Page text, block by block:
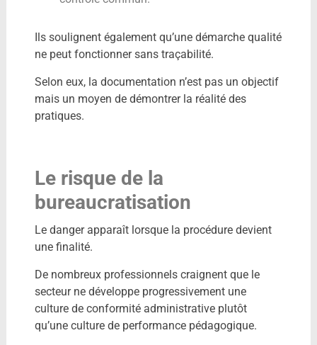
Ils soulignent également qu’une démarche qualité
ne peut fonctionner sans traçabilité.
Selon eux, la documentation n’est pas un objectif
mais un moyen de démontrer la réalité des
pratiques.
Le risque de la
bureaucratisation
Le danger apparaît lorsque la procédure devient
une finalité.
De nombreux professionnels craignent que le
secteur ne développe progressivement une
culture de conformité administrative plutôt
qu’une culture de performance pédagogique.